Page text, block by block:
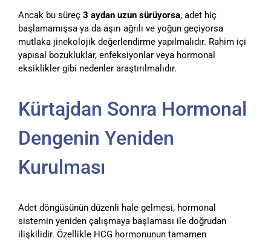
Ancak bu süreç 3 aydan uzun sürüyorsa, adet hiç
başlamamışsa ya da aşırı ağrılı ve yoğun geçiyorsa
mutlaka jinekolojik değerlendirme yapılmalıdır. Rahim içi
yapısal bozukluklar, enfeksiyonlar veya hormonal
eksiklikler gibi nedenler araştırılmalıdır.
Kürtajdan Sonra Hormonal
Dengenin Yeniden
Kurulması
Adet döngüsünün düzenli hale gelmesi, hormonal
sistemin yeniden çalışmaya başlaması ile doğrudan
ilişkilidir. Özellikle HCG hormonunun tamamen